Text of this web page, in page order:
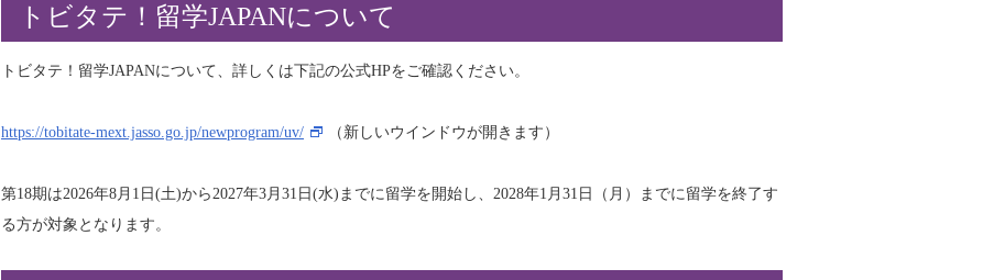
トビタテ！留学JAPANについて
トビタテ！留学JAPANについて、詳しくは下記の公式HPをご確認ください。
https://tobitate-mext.jasso.go.jp/newprogram/uv/ （新しいウインドウが開きます）
第18期は2026年8月1日(土)から2027年3月31日(水)までに留学を開始し、2028年1月31日（月）までに留学を終了す
る方が対象となります。